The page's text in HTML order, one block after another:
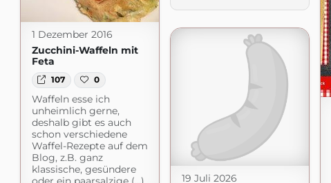
1 Dezember 2016
Zucchini-Waffeln mit
Feta
107 0
Waffeln esse ich
unheimlich gerne,
deshalb gibt es auch
schon verschiedene
Waffel-Rezepte auf dem
Blog, z.B. ganz
klassische, gesündere
19 Juli 2026